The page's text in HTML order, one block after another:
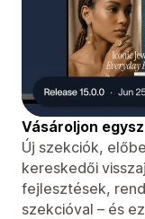
Vásároljon
Új szekciók,
kereskedői
fejlesztések,
szekcióval – és